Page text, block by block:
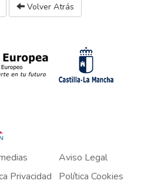
Volver Atrás
Aviso Legal
Privacidad
Política Cookies